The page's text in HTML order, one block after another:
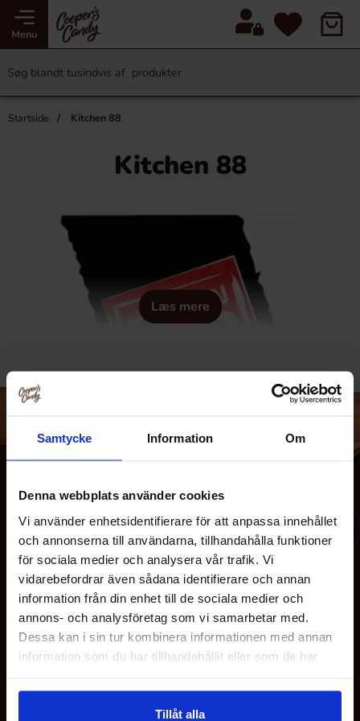
Samtycke Information Om
Denna webbplats använder cookies
Vi använder enhetsidentifierare för att anpassa innehållet
och annonserna till användarna, tillhandahålla funktioner
för sociala medier och analysera vår trafik. Vi
vidarebefordrar även sådana identifierare och annan
information från din enhet till de sociala medier och
annons- och analysföretag som vi samarbetar med.
Dessa kan i sin tur kombinera informationen med annan
information som du har tillhandahållit eller som de har
Tillåt alla
Menu
Startside Kitchen 88
Kitchen 88
Læs mere
Ã¶versÃ¤tta. Den Ã¤r redan universell och behÃ¶ver inte
Ã¶versÃ¤ttas.
OM OS